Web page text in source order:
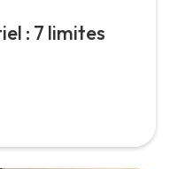
: 7 limites